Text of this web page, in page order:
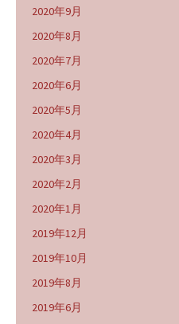
2020年9月
2020年8月
2020年7月
2020年6月
2020年5月
2020年4月
2020年3月
2020年2月
2020年1月
2019年12月
2019年10月
2019年8月
2019年6月